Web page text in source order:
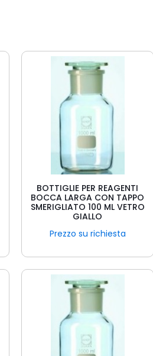
BOTTIGLIE PER REAGENTI
BOCCA LARGA CON TAPPO
SMERIGLIATO 100 ML VETRO
GIALLO
Prezzo su richiesta